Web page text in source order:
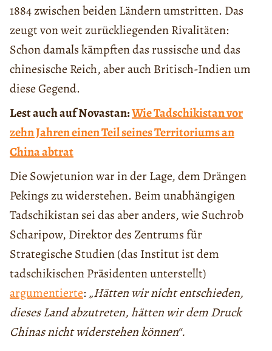
1884 zwischen beiden Ländern umstritten. Das
zeugt von weit zurückliegenden Rivalitäten:
Schon damals kämpften das russische und das
chinesische Reich, aber auch Britisch-Indien um
diese Gegend.
Lest auch auf Novastan:Wie Tadschikistan vor
zehn Jahren einen Teil seines Territoriums an
China abtrat
Die Sowjetunion war in der Lage, dem Drängen
Pekings zu widerstehen. Beim unabhängigen
Tadschikistan sei das aber anders, wie Suchrob
Scharipow, Direktor des Zentrums für
Strategische Studien (das Institut ist dem
tadschikischen Präsidenten unterstellt)
argumentierte: „Hätten wir nicht entschieden,
dieses Land abzutreten, hätten wir dem Druck
Chinas nicht widerstehen können“.